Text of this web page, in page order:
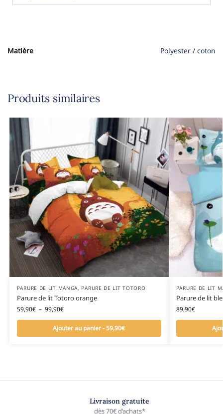
Matière Polyester / coton
Produits similaires
PARURE DE LIT MANGA, PARURE DE LIT TOTORO
Parure de lit Totoro orange
59,90€ – 99,90€
Ajouter au panier - 59,90€
PARURE DE LIT
Parure de lit
89,90€
Livraison gratuite
dès 70€ d’achats*